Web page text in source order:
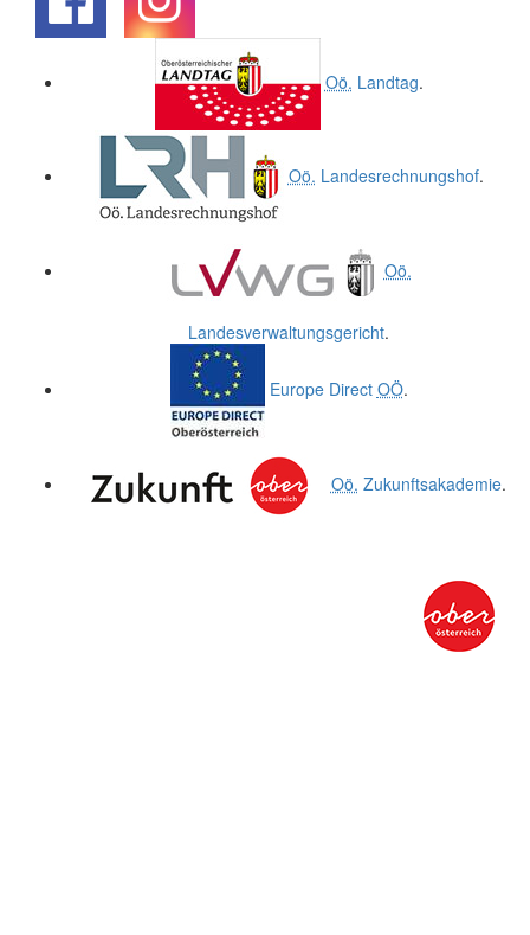
Oö. Landtag.
Oö. Landesrechnungshof.
Oö.
Landesverwaltungsgericht.
Europe Direct OÖ.
Oö. Zukunftsakademie.